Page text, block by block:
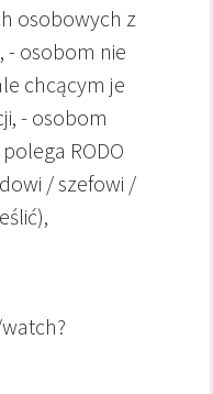
osobowych z
- osobom nie
chcącym je
- osobom
RODO
/ szefowi /